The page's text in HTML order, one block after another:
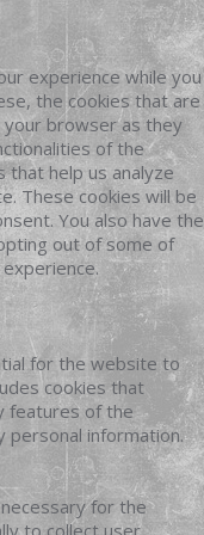
experience while you
the cookies that are
browser as they
of the
help us analyze
These cookies will be
You also have the
out of some of
for the website to
cookies that
features of the
personal information.
for the
to collect user